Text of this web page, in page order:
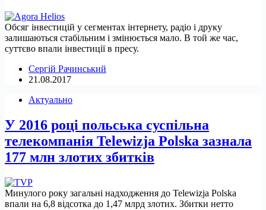
Обсяг інвестицій у сегментах інтернету, радіо і друку
залишаються стабільним і змінюється мало. В той же час,
суттєво впали інвестиції в пресу.
Сергій Рачинський
21.08.2017
Актуально
У 2016 році польська суспільна
телекомпанія Telewizja Polska зазнала
177 млн злотих збитків
Минулого року загальні надходження до Telewizja Polska
впали на 6,8 відсотка до 1,47 млрд злотих. Збитки нетто